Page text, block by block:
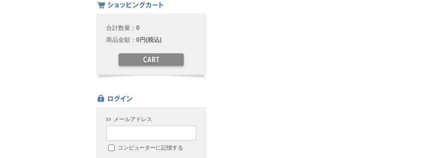
合計数量： 0
商品金額： 0円(税込)
メールアドレス
コンピューターに記憶する